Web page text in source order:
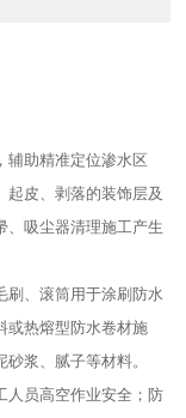
辅助精准定位渗水区
起皮、剥落的装饰层及
、吸尘器清理施工产生
刷、滚筒用于涂刷防水
或热熔型防水卷材施
浆、腻子等材料。​
人员高空作业安全；防